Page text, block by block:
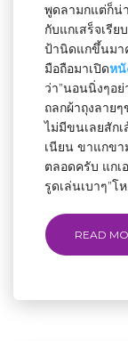
พูดลามกแต่ก็น่
กับแกเสร็จเรี
ป้านิดแกขึ้นมา
มือถือมาเปิดหนั
ว่า”นอนนิ่งๆอ
ถลกผ้าถุงลาย
ไม่มีขนเลยสัก
เนียน ขาแกขา
ตลอดครับ แกเ
รูดเล่นเบาๆ”
READ